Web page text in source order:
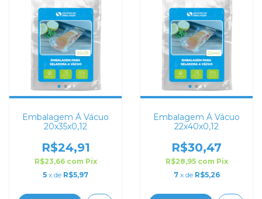
Embalagem Á Vácuo
20x35x0,12
R$24,91
R$23,66 com Pix
5 x de R$5,97
Embalagem Á Vácuo
22x40x0,12
R$30,47
R$28,95 com Pix
7 x de R$5,26